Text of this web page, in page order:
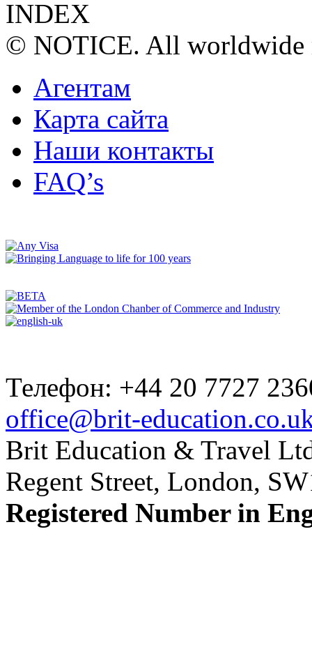
INDEX
© NOTICE. All worldwide
Агентам
Карта сайта
Наши контакты
FAQ’s
Телефон: +44 20 7727
office@brit-
Brit Education & Travel
Regent Street, London,
Registered Number in